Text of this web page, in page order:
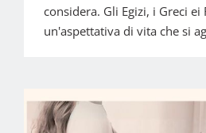
considera. Gli Egizi, i Greci ei
un'aspettativa di vita che si